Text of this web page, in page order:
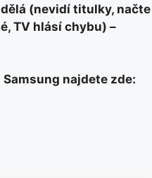
(nevidí titulky, načte
TV hlásí chybu) –
najdete zde: